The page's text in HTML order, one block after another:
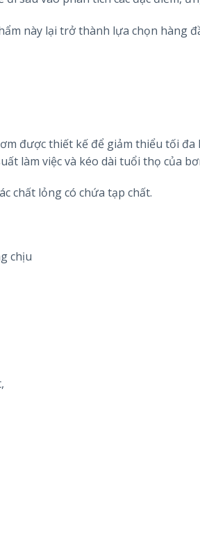
này lại trở thành lựa chọn hàng
được thiết kế để giảm thiểu tối đa
làm việc và kéo dài tuổi thọ của
chất lỏng có chứa tạp chất.
chịu